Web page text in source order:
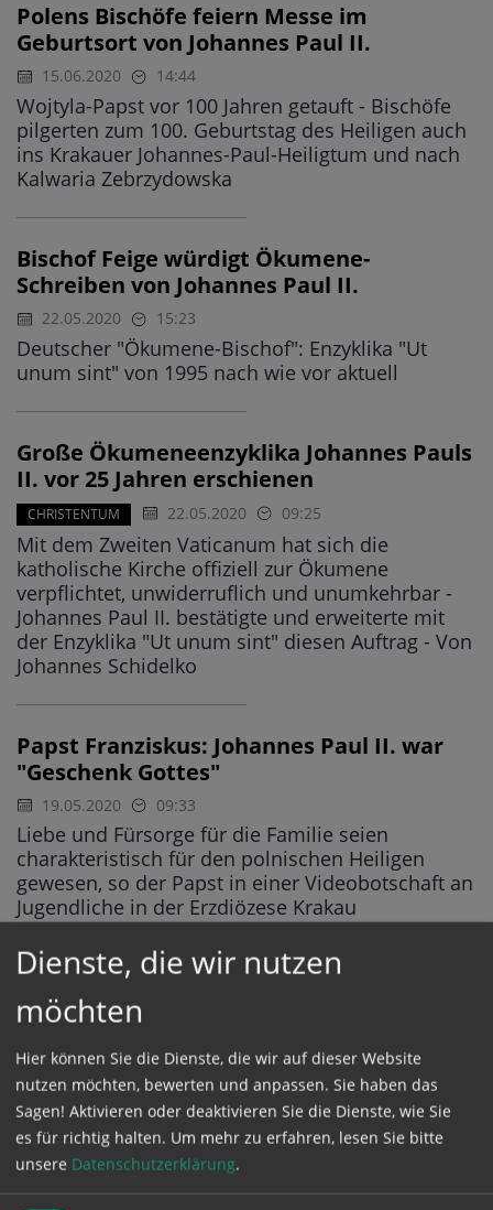
Polens Bischöfe feiern Messe im
Geburtsort von Johannes Paul II.
15.06.2020 14:44
Wojtyla-Papst vor 100 Jahren getauft - Bischöfe
pilgerten zum 100. Geburtstag des Heiligen auch
ins Krakauer Johannes-Paul-Heiligtum und nach
Kalwaria Zebrzydowska
Bischof Feige würdigt Ökumene-
Schreiben von Johannes Paul II.
22.05.2020 15:23
Deutscher "Ökumene-Bischof": Enzyklika "Ut
unum sint" von 1995 nach wie vor aktuell
Große Ökumeneenzyklika Johannes Pauls
II. vor 25 Jahren erschienen
CHRISTENTUM 22.05.2020 09:25
Mit dem Zweiten Vaticanum hat sich die
katholische Kirche offiziell zur Ökumene
verpflichtet, unwiderruflich und unumkehrbar -
Johannes Paul II. bestätigte und erweiterte mit
der Enzyklika "Ut unum sint" diesen Auftrag - Von
Johannes Schidelko
Papst Franziskus: Johannes Paul II. war
"Geschenk Gottes"
19.05.2020 09:33
Liebe und Fürsorge für die Familie seien
charakteristisch für den polnischen Heiligen
gewesen, so der Papst in einer Videobotschaft an
Jugendliche in der Erzdiözese Krakau
Wien: Gedenkmesse würdigt Johannes
Paul II. als "Werkzeug Gottes"
GEDENKEN 18.05.2020 19:11
Heiligenkreuzer Abt Maximilian Heim bei
Gottesdienst im Stephansdom: 2005
verstorbener Papst weist der Kirche auch im
dritten Jahrtausend den Weg
Dienste, die wir nutzen
möchten
Hier können Sie die Dienste, die wir auf dieser Website
nutzen möchten, bewerten und anpassen. Sie haben das
Sagen! Aktivieren oder deaktivieren Sie die Dienste, wie Sie
es für richtig halten. Um mehr zu erfahren, lesen Sie bitte
unsere Datenschutzerklärung.